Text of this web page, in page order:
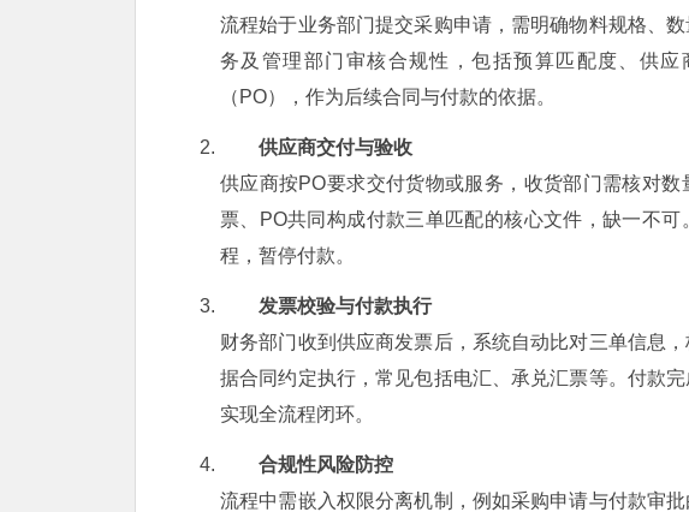
流程始于业务部门提交采购申请，需明确物料规格、
务及管理部门审核合规性，包括预算匹配度、供
（PO），作为后续合同与付款的依据。
供应商交付与验收
供应商按PO要求交付货物或服务，收货部门需核对
票、PO共同构成付款三单匹配的核心文件，缺一不
程，暂停付款。
发票校验与付款执行
财务部门收到供应商发票后，系统自动比对三单信息
据合同约定执行，常见包括电汇、承兑汇票等。付款
实现全流程闭环。
合规性风险防控
流程中需嵌入权限分离机制，例如采购申请与付款审